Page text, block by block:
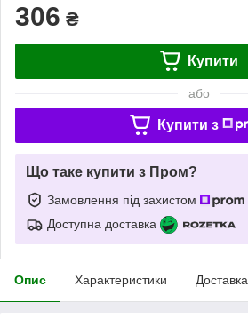
306 ₴
Купити
або
Купити з
Що таке купити з Пром?
Замовлення під захистом
Доступна доставка
Опис Характеристики Доставка